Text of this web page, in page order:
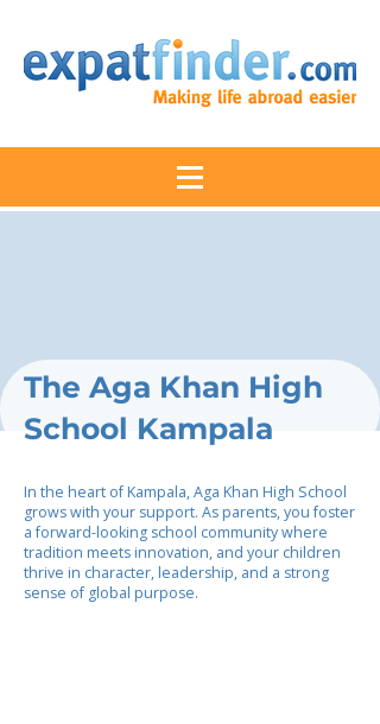
The Aga Khan High
School Kampala
In the heart of Kampala, Aga Khan High School
grows with your support. As parents, you foster
a forward-looking school community where
tradition meets innovation, and your children
thrive in character, leadership, and a strong
sense of global purpose.